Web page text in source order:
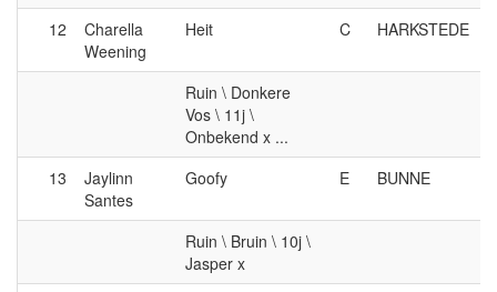
12
Charella
Weening
Heit C HARKSTEDE
Ruin \ Donkere
Vos \ 11j \
Onbekend x ...
13
Jaylinn
Santes
Goofy E BUNNE
Ruin \ Bruin \ 10j \
Jasper x